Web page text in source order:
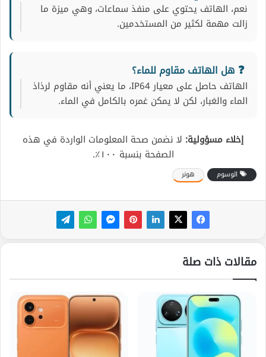
نعم، الهاتف يحتوي على منفذ سماعات، وهي ميزة ما
زالت مهمة لكثير من المستخدمين.
هل الهاتف مقاوم للماء؟
الهاتف حاصل على معيار IP64، ما يعني أنه مقاوم لرذاذ
الماء والغبار، لكن لا يمكن غمره بالكامل في الماء.
إخلاء مسؤولية: لا نضمن صحة المعلومات الواردة في هذه
الصفحة بنسبة ١٠٠٪.
الوسوم هونر
مقالات ذات صلة